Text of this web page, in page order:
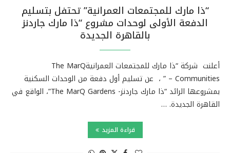
“ذا مارك للمجتمعات العمرانية” تحتفل بتسليم
الدفعة الأولى لوحدات مشروع “ذا مارك جاردنز
بالقاهرة الجديدة
أعلنت شركة “ذا مارك للمجتمعات العمرانيةThe MarQ
Communities – ” ، عن تسليم أول دفعة من الوحدات السكنية
بمشروعها الرائد “ذا مارك جاردنز- The MarQ Gardens”، الواقع في
القاهرة الجديدة. …
قراءة المزيد